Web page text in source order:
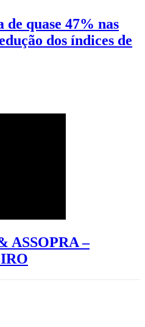
quase 47% nas
dos índices de
ASSOPRA –